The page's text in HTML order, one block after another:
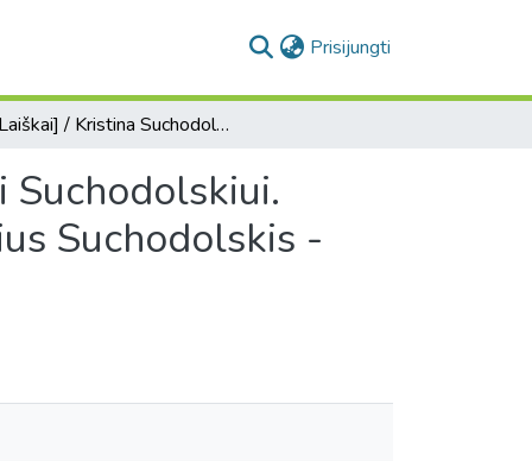
Prisijungti
[Laiškai] / Kristina Suchodolska - Samueliui Izidoriui Suchodolskiui. Samuelis Izidorius Suchodolskis - ? Samuelis Izidorius Suchodolskis - Povilui Jonui Sapiegai
Suchodolskiui.
Suchodolskis -